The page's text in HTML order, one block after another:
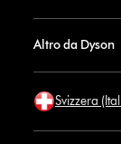
Altro da Dyson
Svizzera